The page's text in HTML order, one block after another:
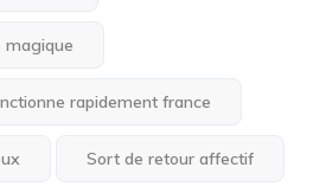
magique
rapidement france
Sort de retour affectif